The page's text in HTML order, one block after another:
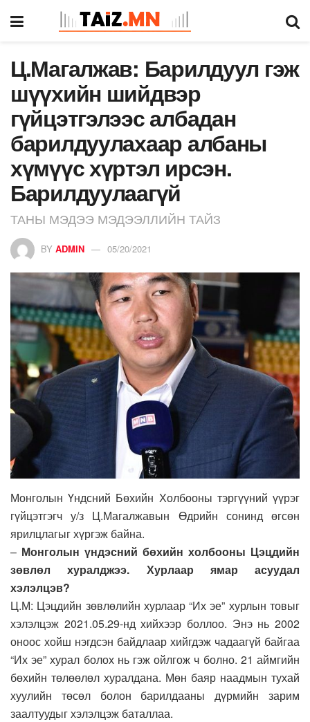
Ц.Магалжав: Барилдуул гэж
шүүхийн шийдвэр
гүйцэтгэлээс албадан
барилдуулахаар албаны
хүмүүс хүртэл ирсэн.
Барилдуулаагүй
ТАНЫ МЭДЭЭ МЭДЭЭЛЛИЙН ТАЙЗ
BY ADMIN 05/20/2021
Монголын Үндсний Бөхийн Холбооны тэргүүний үүрэг
гүйцэтгэгч у/з Ц.Магалжавын Өдрийн сонинд өгсөн
ярилцлагыг хүргэж байна.
– Монголын үндэсний бөхийн холбооны Цэцдийн
зөвлөл хуралджээ. Хурлаар ямар асуудал
хэлэлцэв?
Ц.М: Цэцдийн зөвлөлийн хурлаар “Их эе” хурлын товыг
хэлэлцэж 2021.05.29-нд хийхээр боллоо. Энэ нь 2002
оноос хойш нэгдсэн байдлаар хийгдэж чадаагүй байгаа
“Их эе” хурал болох нь гэж ойлгож ч болно. 21 аймгийн
бөхийн төлөөлөл хуралдана. Мөн баяр наадмын тухай
хуулийн төсөл болон барилдааны дүрмийн зарим
заалтуудыг хэлэлцэж баталлаа.